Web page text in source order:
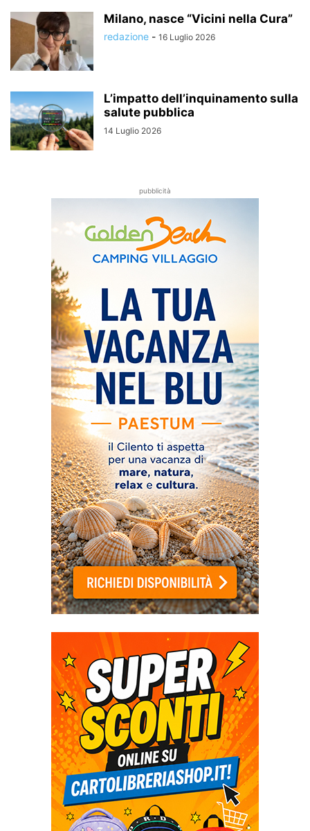
Milano, nasce “Vicini nella Cura”
redazione - 16 Luglio 2026
L’impatto dell’inquinamento sulla
salute pubblica
14 Luglio 2026
pubblicità